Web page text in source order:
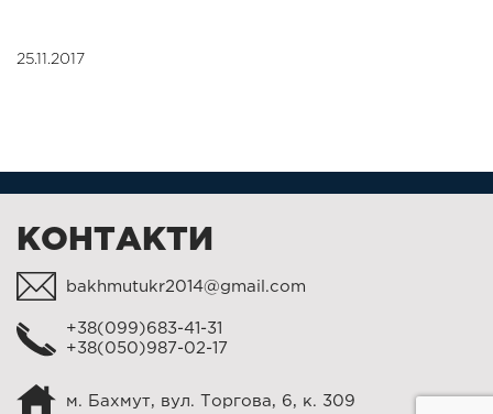
25.11.2017
КОНТАКТИ
bakhmutukr2014@gmail.com
+38(099)683-41-31
+38(050)987-02-17
м. Бахмут, вул. Торгова, 6, к. 309